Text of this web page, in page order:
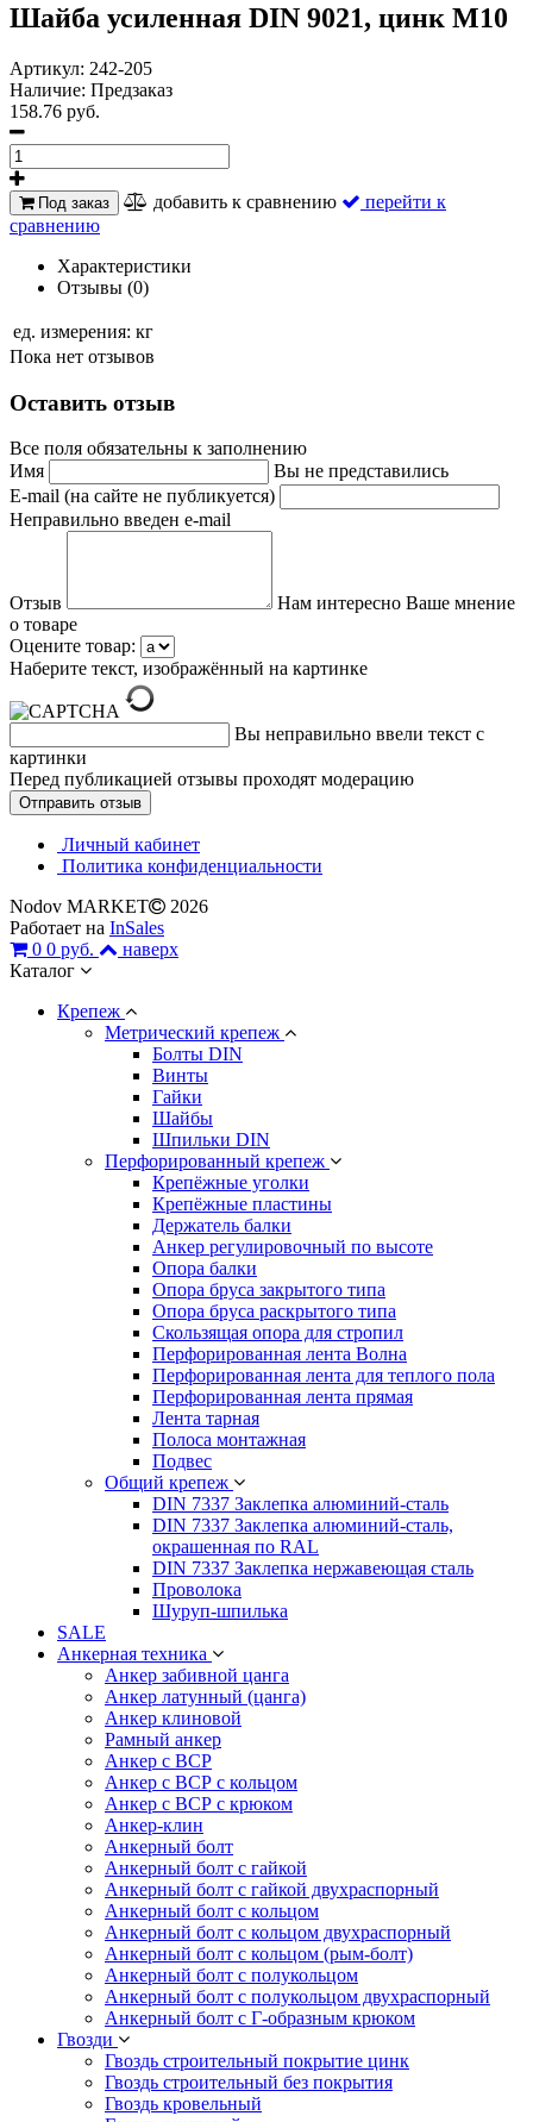
Шайба усиленная DIN 9021, цинк М10
Артикул: 242-205
Наличие: Предзаказ
158.76 руб.
Под заказ добавить к сравнению
перейти к
сравнению
Характеристики
Отзывы (0)
ед. измерения: кг
Пока нет отзывов
Оставить отзыв
Все поля обязательны к заполнению
Имя
Вы не представились
E-mail (на сайте не публикуется)
Неправильно введен e-mail
Отзыв
Нам интересно Ваше мнение
о товаре
Оцените товар:
Наберите текст, изображённый на картинке
Вы неправильно ввели текст с
картинки
Перед публикацией отзывы проходят модерацию
Личный кабинет
Политика конфиденциальности
Nodov MARKET
2026
Работает на InSales
0 0 руб.
наверх
Каталог
Крепеж
Метрический крепеж
Болты DIN
Винты
Гайки
Шайбы
Шпильки DIN
Перфорированный крепеж
Крепёжные уголки
Крепёжные пластины
Держатель балки
Анкер регулировочный по высоте
Опора балки
Опора бруса закрытого типа
Опора бруса раскрытого типа
Скользящая опора для стропил
Перфорированная лента Волна
Перфорированная лента для теплого пола
Перфорированная лента прямая
Лента тарная
Полоса монтажная
Подвес
Общий крепеж
DIN 7337 Заклепка алюминий-сталь
DIN 7337 Заклепка алюминий-сталь,
окрашенная по RAL
DIN 7337 Заклепка нержавеющая сталь
Проволока
Шуруп-шпилька
SALE
Анкерная техника
Анкер забивной цанга
Анкер латунный (цанга)
Анкер клиновой
Рамный анкер
Анкер с ВСР
Анкер с ВСР с кольцом
Анкер с ВСР с крюком
Анкер-клин
Анкерный болт
Анкерный болт с гайкой
Анкерный болт с гайкой двухраспорный
Анкерный болт с кольцом
Анкерный болт с кольцом двухраспорный
Анкерный болт с кольцом (рым-болт)
Анкерный болт с полукольцом
Анкерный болт с полукольцом двухраспорный
Анкерный болт с Г-образным крюком
Гвозди
Гвоздь строительный покрытие цинк
Гвоздь строительный без покрытия
Гвоздь кровельный